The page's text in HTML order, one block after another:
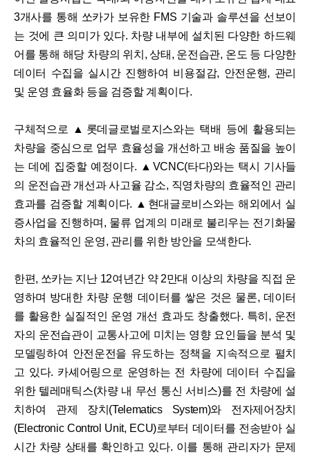
3개사를 통해 쏘카가 보유한 FMS 기술과 솔루션을 선보이
는 것에 큰 의미가 있다. 차량 내부에 설치된 다양한 하드웨
어를 통해 해당 차량의 위치, 상태, 운전습관, 온도 등 다양한
데이터 수집을 실시간 진행하여 비용절감, 안전운행, 관리
및 운영 효율화 등을 검증할 계획이다.
구체적으로 ▲롯데글로벌로지스와는 택배 등에 활용되는
차량을 중심으로 업무 효율성을 개선하고 배송 품질을 높이
는 데에 집중할 예정이다. ▲VCNC(타다)와는 택시 기사들
의 운전습관 개선과 사고율 감소, 직영차량의 효율적인 관리
효과를 검증할 계획이다. ▲현대글로비스와는 해외에서 실
증사업을 진행하며, 물류 업계의 미래로 불리우는 전기화물
차의 효율적인 운영, 관리를 위한 방안을 모색한다.
한편, 쏘카는 지난 12여년간 약 2만대 이상의 차량을 직접 운
영하며 방대한 차량 운행 데이터를 쌓은 것은 물론, 데이터
를 활용한 실질적인 운영 개선 효과도 창출했다. 특히, 운전
자의 운전습관이 교통사고에 미치는 영향 요인들을 분석 및
모델링하여 안전운전을 유도하는 정책을 지속적으로 펼치
고 있다. 카셰어링으로 운영하는 전 차량에 데이터 수집을
위한 텔레매틱스(차량 내 무선 통신 서비스)를 전 차량에 설
치하여 관제 장치(Telematics System)와 전자제어장치
(Electronic Control Unit, ECU)로부터 데이터를 전송받아 실
시간 차량 상태를 확인하고 있다. 이를 통해 관리자가 문제